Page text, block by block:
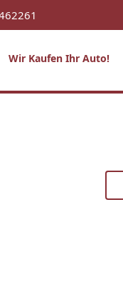
Wir Kaufen Ihr Auto!